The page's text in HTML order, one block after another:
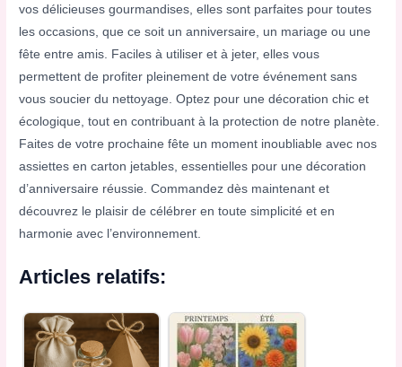
vos délicieuses gourmandises, elles sont parfaites pour toutes
les occasions, que ce soit un anniversaire, un mariage ou une
fête entre amis. Faciles à utiliser et à jeter, elles vous
permettent de profiter pleinement de votre événement sans
vous soucier du nettoyage. Optez pour une décoration chic et
écologique, tout en contribuant à la protection de notre planète.
Faites de votre prochaine fête un moment inoubliable avec nos
assiettes en carton jetables, essentielles pour une décoration
d’anniversaire réussie. Commandez dès maintenant et
découvrez le plaisir de célébrer en toute simplicité et en
harmonie avec l’environnement.
Articles relatifs: